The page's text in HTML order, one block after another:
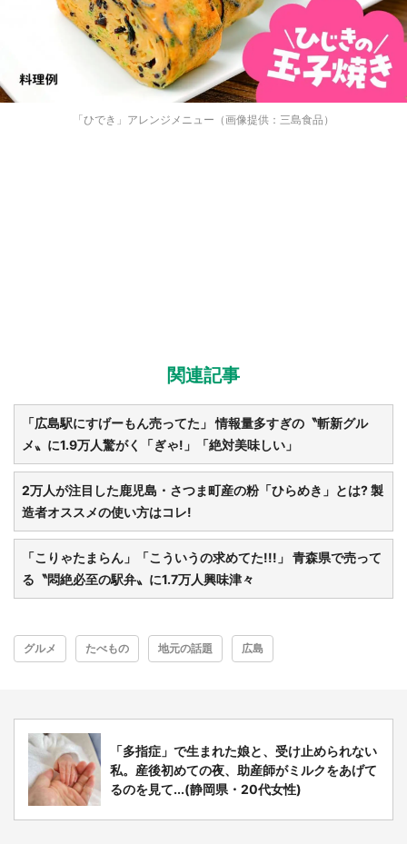
「ひでき」アレンジメニュー（画像提供：三島食品）
関連記事
「広島駅にすげーもん売ってた」 情報量多すぎの〝斬新グル
メ〟に1.9万人驚がく「ぎゃ!」「絶対美味しい」
2万人が注目した鹿児島・さつま町産の粉「ひらめき」とは? 製
造者オススメの使い方はコレ!
「こりゃたまらん」「こういうの求めてた!!!」 青森県で売って
る〝悶絶必至の駅弁〟に1.7万人興味津々
グルメ たべもの 地元の話題 広島
「多指症」で生まれた娘と、受け止められない
私。産後初めての夜、助産師がミルクをあげて
るのを見て...(静岡県・20代女性)